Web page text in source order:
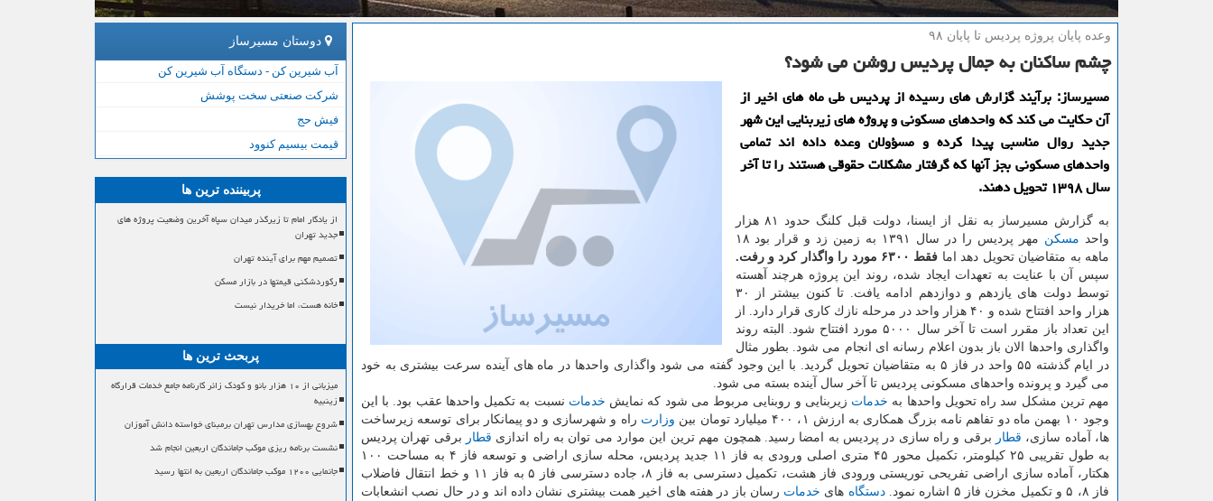
وعده پایان پروژه پردیس تا پایان ۹۸
چشم ساكنان به جمال پردیس روشن می شود؟
مسیرساز: برآیند گزارش های رسیده از پردیس طی ماه های اخیر از
آن حكایت می كند كه واحدهای مسكونی و پروژه های زیربنایی این شهر
جدید روال مناسبی پیدا كرده و مسؤولان وعده داده اند تمامی
واحدهای مسكونی بجز آنها كه گرفتار مشكلات حقوقی هستند را تا آخر
سال ۱۳۹۸ تحویل دهند.
به گزارش مسیرساز به نقل از ایسنا، دولت قبل كلنگ حدود ۸۱ هزار
واحد مسكن
مهر پردیس را در سال ۱۳۹۱ به زمین زد و قرار بود ۱۸
ماهه به متقاضیان تحویل دهد اما فقط ۶۳۰۰ مورد را واگذار كرد و رفت.
سپس آن با عنایت به تعهدات ایجاد شده، روند این پروژه هرچند آهسته
توسط دولت های یازدهم و دوازدهم ادامه یافت. تا كنون بیشتر از ۳۰
هزار واحد افتتاح شده و ۴۰ هزار واحد در مرحله نازك كاری قرار دارد. از
این تعداد باز مقرر است تا آخر سال ۵۰۰۰ مورد افتتاح شود. البته روند
واگذاری واحدها الان باز بدون اعلام رسانه ای انجام می شود. بطور مثال
در ایام گذشته ۵۵ واحد در فاز ۵ به متقاضیان تحویل گردید. با این وجود گفته می شود واگذاری واحدها در ماه های آینده سرعت بیشتری به خود
می گیرد و پرونده واحدهای مسكونی پردیس تا آخر سال آینده بسته می شود.
مهم ترین مشكل سد راه تحویل واحدها به خدمات زیربنایی و روبنایی مربوط می شود كه نمایش خدمات نسبت به تكمیل واحدها عقب بود. با این
وجود ۱۰ بهمن ماه دو تفاهم نامه بزرگ همكاری به ارزش ۱، ۴۰۰ میلیارد تومان بین
وزارت راه و شهرسازی و دو پیمانكار برای توسعه زیرساخت
ها، آماده سازی، قطار برقی و راه سازی در پردیس به امضا رسید. همچون مهم ترین این موارد می توان به راه اندازی قطار برقی تهران پردیس
به طول تقریبی ۲۵ كیلومتر، تكمیل محور ۴۵ متری اصلی ورودی به فاز ۱۱ جدید پردیس، محله سازی اراضی و توسعه فاز ۴ به مساحت ۱۰۰
هكتار، آماده سازی اراضی تفریحی توریستی ورودی فاز هشت، تكمیل دسترسی به فاز ۸، جاده دسترسی فاز ۵ به فاز ۱۱ و خط انتقال فاضلاب
فاز ۸، ۵ و تكمیل مخزن فاز ۵ اشاره نمود.
دستگاه های خدمات رسان باز در هفته های اخیر همت بیشتری نشان داده اند و در حال نصب انشعابات
دوستان مسیرساز
آب شیرین کن - دستگاه آب شیرین کن
شرکت صنعتی سخت پوشش
فیش حج
قیمت بیسیم کنوود
پربیننده ترین ها
از یادگار امام تا زیرگذر میدان سپاه آخرین وضعیت پروژه های
جدید تهران
تصمیم مهم برای آینده تهران
رکوردشکنی قیمتها در بازار مسکن
خانه هست، اما خریدار نیست
پربحث ترین ها
میزبانی از ۱۰ هزار بانو و کودک زائر کارنامه جامع خدمات قرارگاه
زینبیه
شروع بهسازی مدارس تهران برمبنای خواسته دانش آموزان
نشست برنامه ریزی موکب جاماندگان اربعین انجام شد
جانمایی ۱۲۰۰ موکب جاماندگان اربعین به انتها رسید